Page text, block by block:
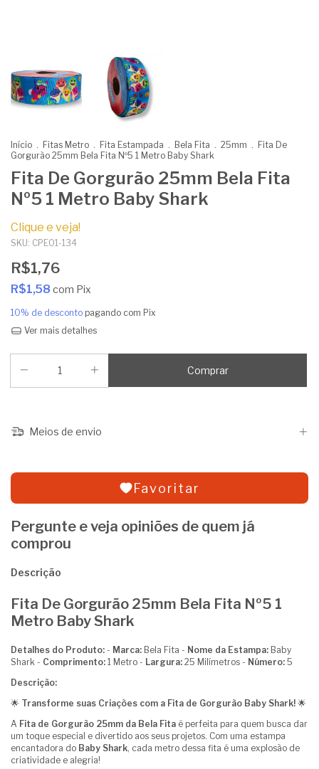
Início . Fitas Metro . Fita Estampada . Bela Fita . 25mm . Fita De
Gorgurão 25mm Bela Fita Nº5 1 Metro Baby Shark
Fita De Gorgurão 25mm Bela Fita
Nº5 1 Metro Baby Shark
Clique e veja!
SKU: CPE01-134
R$1,76
R$1,58 com Pix
10% de desconto pagando com Pix
Ver mais detalhes
Meios de envio
Favoritar
Pergunte e veja opiniões de quem já
comprou
Descrição
Fita De Gorgurão 25mm Bela Fita Nº5 1
Metro Baby Shark
Detalhes do Produto: - Marca: Bela Fita - Nome da Estampa: Baby
Shark - Comprimento: 1 Metro - Largura: 25 Milímetros - Número: 5
Descrição:
🌟 Transforme suas Criações com a Fita de Gorgurão Baby Shark! 🌟
A Fita de Gorgurão 25mm da Bela Fita é perfeita para quem busca dar
um toque especial e divertido aos seus projetos. Com uma estampa
encantadora do Baby Shark, cada metro dessa fita é uma explosão de
criatividade e alegria!